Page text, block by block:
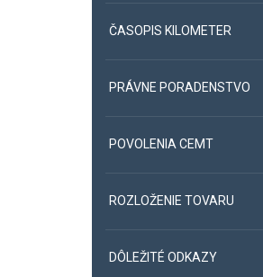
ČASOPIS KILOMETER
PRÁVNE PORADENSTVO
POVOLENIA CEMT
ROZLOŽENIE TOVARU
DÔLEŽITÉ ODKAZY